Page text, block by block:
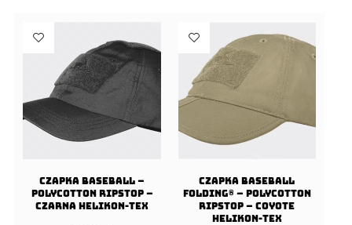
Czapka Baseball –
PolyCotton Ripstop –
Czarna Helikon-Tex
Czapka Baseball
FOLDING® – PolyCotton
Ripstop – Coyote
Helikon-Tex